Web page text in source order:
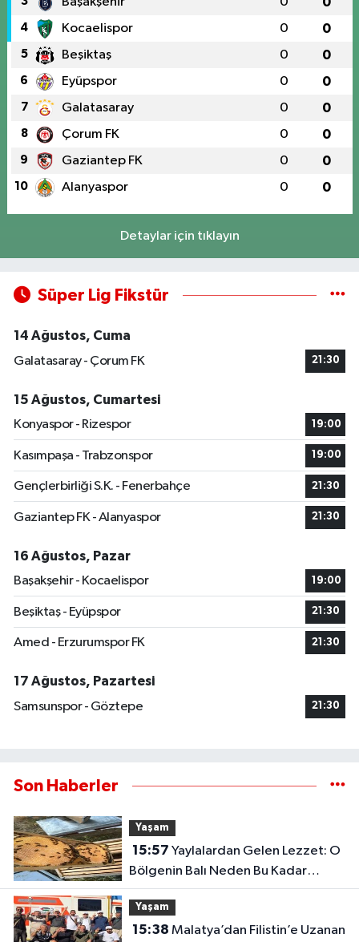
4 Kocaelispor 0 0
5 Beşiktaş 0 0
6 Eyüpspor 0 0
7 Galatasaray 0 0
8 Çorum FK 0 0
9 Gaziantep FK 0 0
10 Alanyaspor 0 0
Detaylar için tıklayın
Süper Lig Fikstür
14 Ağustos, Cuma
Galatasaray - Çorum FK
21:30
15 Ağustos, Cumartesi
Konyaspor - Rizespor
19:00
Kasımpaşa - Trabzonspor 19:00
Gençlerbirliği S.K. - Fenerbahçe 21:30
Gaziantep FK - Alanyaspor 21:30
16 Ağustos, Pazar
Başakşehir - Kocaelispor
19:00
Beşiktaş - Eyüpspor 21:30
Amed - Erzurumspor FK 21:30
17 Ağustos, Pazartesi
Samsunspor - Göztepe
21:30
Son Haberler
Yaşam
15:57
Bölgenin Balı Neden Bu Kadar
Özel?
Yaşam
15:38